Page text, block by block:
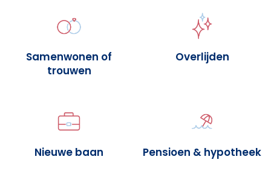
Samenwonen of
trouwen
Overlijden
Nieuwe baan Pensioen & hypotheek